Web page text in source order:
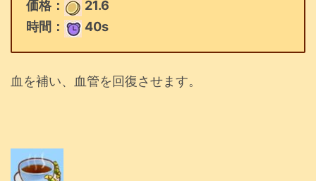
価格：
21.6
時間：
40s
血を補い、血管を回復させます。